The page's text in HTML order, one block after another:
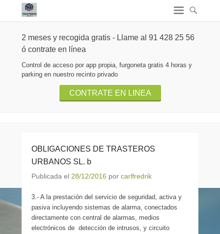
2 meses y recogida gratis - Llame al 91 428 25 56
ó contrate en línea
Control de acceso por app propia, furgoneta gratis 4 horas y
parking en nuestro recinto privado
CONTRATE EN LINEA
OBLIGACIONES DE TRASTEROS
URBANOS SL. b
Publicada el 28/12/2016 por carlfredrik
3.- A la prestación del servicio de seguridad, activa y
pasiva incluyendo sistemas de alarma, conectados
directamente con central de alarmas, medios
electrónicos de detección de intrusos, y circuito